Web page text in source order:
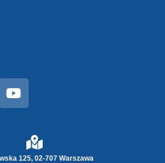
125, 02-707 Warszawa